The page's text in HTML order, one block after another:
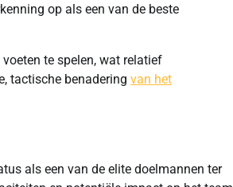
op als een van de beste
te spelen, wat relatief
tactische benadering van het
als een van de elite doelmannen ter